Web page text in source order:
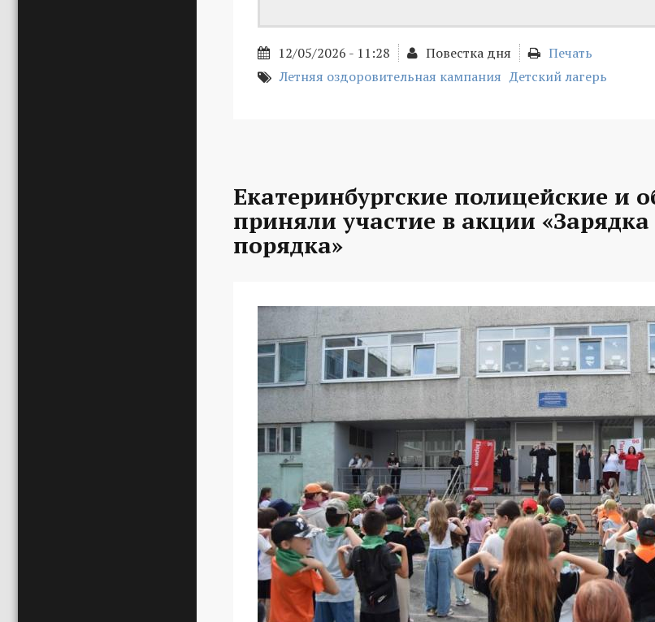
12/05/2026 - 11:28 Повестка дня
Печать
Летняя оздоровительная кампания Детский лагерь
Екатеринбургские полицейские и
приняли участие в акции
порядка»